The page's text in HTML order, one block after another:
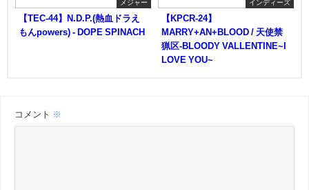
メジャー
【TEC-44】N.D.P.(熱血ドラえ
もんpowers) - DOPE SPINACH
インディーズ
【KPCR-24】
MARRY+AN+BLOOD / 天使禁
猟区-BLOODY VALLENTINE~I
LOVE YOU~
コメント ※